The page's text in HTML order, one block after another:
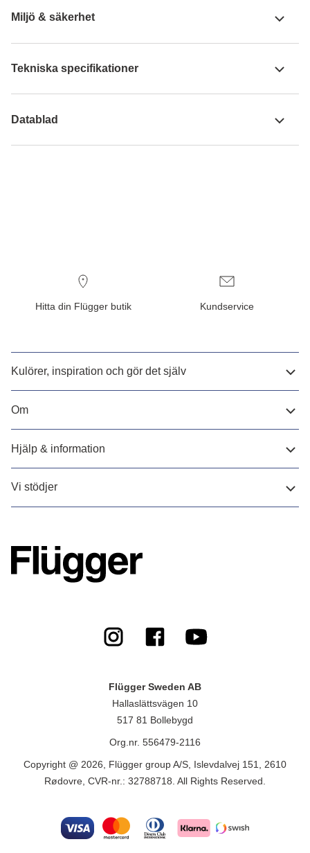
Miljö & säkerhet
Tekniska specifikationer
Datablad
Hitta din Flügger butik Kundservice
Kulörer, inspiration och gör det själv
Om
Hjälp & information
Vi stödjer
Flügger Sweden AB
Hallaslättsvägen 10
517 81 Bollebygd
Org.nr. 556479-2116
Copyright @ 2026, Flügger group A/S, Islevdalvej 151, 2610
Rødovre, CVR-nr.: 32788718. All Rights Reserved.